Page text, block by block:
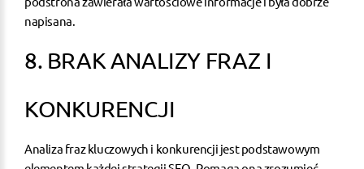
napisana.
8. BRAK ANALIZY FRAZ I
KONKURENCJI
Analiza fraz kluczowych i konkurencji jest podstawowym